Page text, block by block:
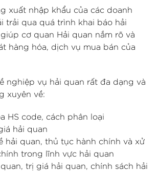
xuất nhập khẩu của các doanh
trải qua quá trình khai báo hải
cơ quan Hải quan nắm rõ và
hàng hóa, dịch vụ mua bán của
nghiệp vụ hải quan rất đa dạng và
xuyên về:
HS code, cách phân loại
hải quan
hải quan, thủ tục hành chính và xử
trong lĩnh vực hải quan
trị giá hải quan, chính sách hải